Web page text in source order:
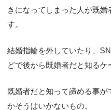
きになってしまった人が既婚
す。
結婚指輪を外していたり、
どで後から既婚者だと知るケ
既婚者だと知って諦める事
かそうはいかないもの。